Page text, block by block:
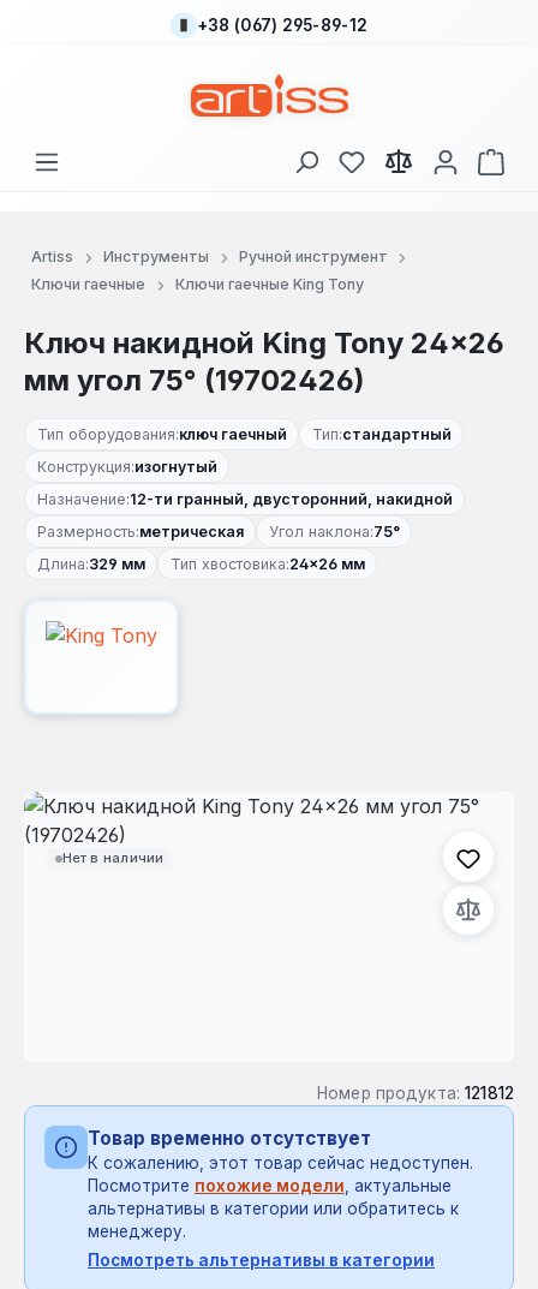
Перейти к основному содержанию
+38 (067) 295-89-12
У вас есть товары
В
Artiss Инструменты
Ручной инструмент
Ключи гаечные
Ключи гаечные King Tony
Ключ накидной King Tony 24×26
мм угол 75° (19702426)
Тип оборудования:ключ гаечный Тип:стандартный
Конструкция:изогнутый
Назначение:12-ти гранный, двусторонний, накидной
Размерность:метрическая Угол наклона:75°
Длина:329 мм Тип хвостовика:24×26 мм
Нет в наличии
Пропустить галерею изображений
Номер продукта: 121812
Товар временно отсутствует
К сожалению, этот товар сейчас недоступен.
Посмотрите похожие модели, актуальные
альтернативы в категории или обратитесь к
менеджеру.
Посмотреть альтернативы в категории